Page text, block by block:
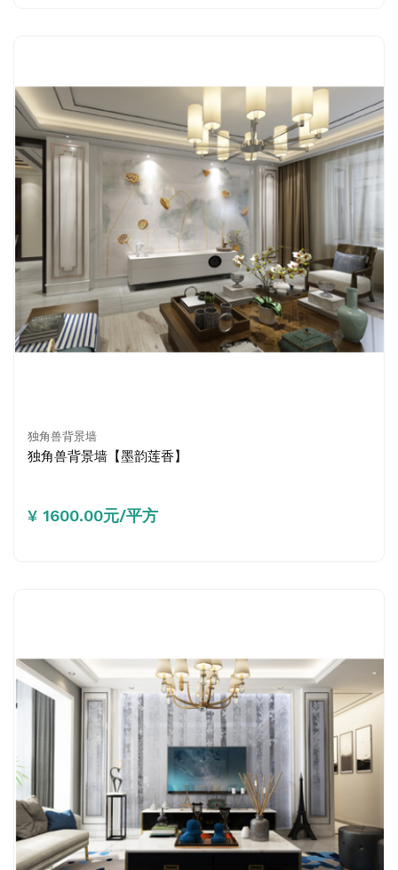
独角兽背景墙
独角兽背景墙【墨韵莲香】
¥ 1600.00元/平方